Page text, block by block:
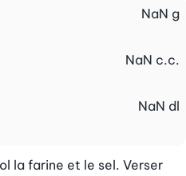
NaN g
NaN c.c.
NaN dl
la farine et le sel. Verser